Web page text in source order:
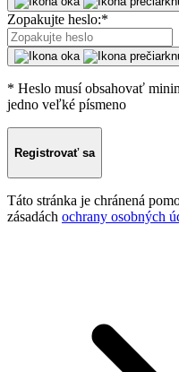
Zopakujte heslo:*
* Heslo musí obsahovať
jedno veľké písmeno
Registrovať sa
Táto stránka je chránená
zásadách ochrany osobných